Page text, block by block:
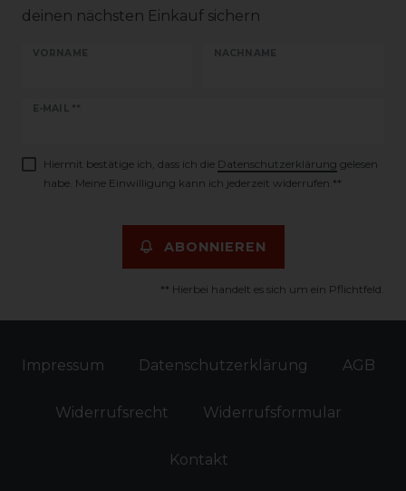
deinen nächsten Einkauf sichern
VORNAME NACHNAME
E-MAIL **
Newsletter
Hiermit bestätige ich, dass ich die Daten­schutz­erklärung gelesen
habe. Meine Einwilligung kann ich jederzeit widerrufen.**
ABONNIEREN
** Hierbei handelt es sich um ein Pflichtfeld.
Impressum Daten­schutz­erklärung AGB
Widerrufs­recht Widerrufs­formular
Kontakt